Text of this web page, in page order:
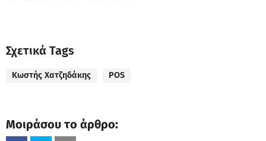
Σχετικά Tags
Κωστής Χατζηδάκης POS
Μοιράσου το άρθρο: